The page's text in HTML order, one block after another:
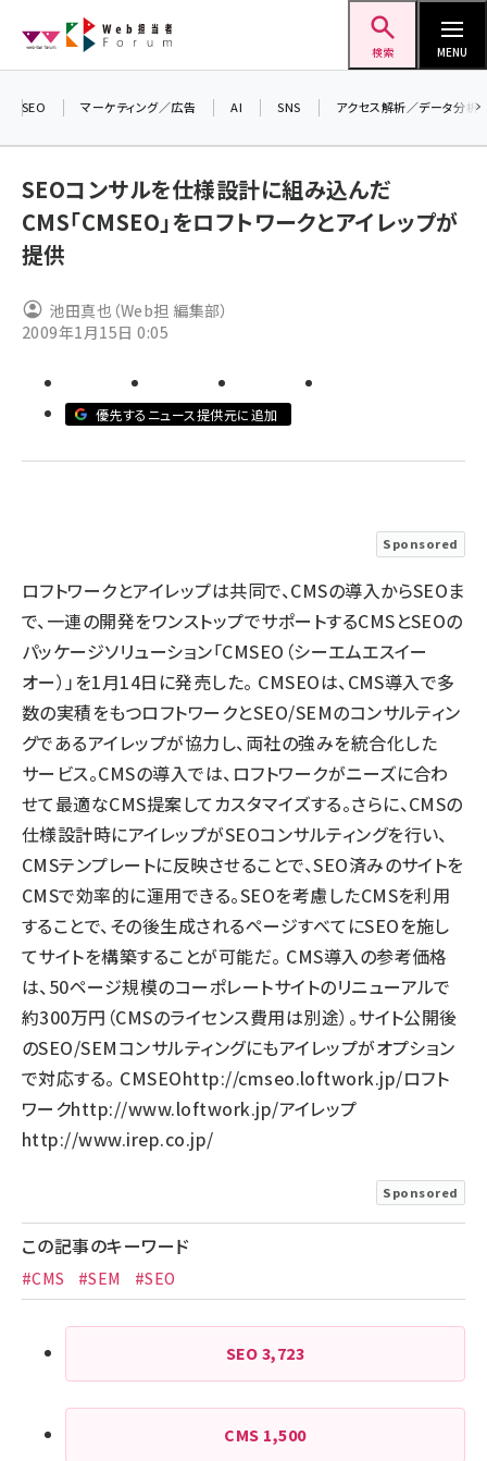
ン
検索 MENU
youtube (2441)
セミナー (2310)
SEO マーケティング／広告 AI SNS アクセス解析／データ分析
SEOコンサルを仕様設計に組み込んだ
CMS「CMSEO」をロフトワークとアイレップが
提供
池田真也（Web担 編集部）
2009年1月15日 0:05
優先するニュース提供元に追加
Sponsored
ロフトワークとアイレップは共同で、CMSの導入からSEOま
で、一連の開発をワンストップでサポートするCMSとSEOの
パッケージソリューション「CMSEO（シーエムエスイー
オー）」を1月14日に発売した。 CMSEOは、CMS導入で多
数の実積をもつロフトワークとSEO/SEMのコンサルティン
グであるアイレップが協力し、両社の強みを統合化した
サービス。CMSの導入では、ロフトワークがニーズに合わ
せて最適なCMS提案してカスタマイズする。さらに、CMSの
仕様設計時にアイレップがSEOコンサルティングを行い、
CMSテンプレートに反映させることで、SEO済みのサイトを
CMSで効率的に運用できる。SEOを考慮したCMSを利用
することで、その後生成されるページすべてにSEOを施し
てサイトを構築することが可能だ。 CMS導入の参考価格
は、50ページ規模のコーポレートサイトのリニューアルで
約300万円（CMSのライセンス費用は別途）。サイト公開後
のSEO/SEMコンサルティングにもアイレップがオプション
で対応する。 CMSEOhttp://cmseo.loftwork.jp/ロフト
ワークhttp://www.loftwork.jp/アイレップ
http://www.irep.co.jp/
Sponsored
この記事のキーワード
#CMS #SEM #SEO
SEO 3,723
CMS 1,500